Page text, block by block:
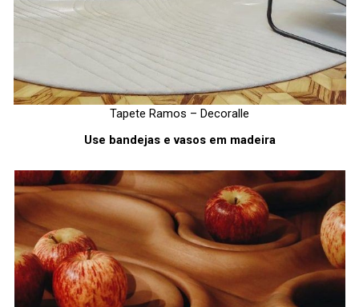
Tapete Ramos – Decoralle
Use bandejas e vasos em madeira